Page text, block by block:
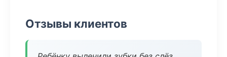
Отзывы клиентов